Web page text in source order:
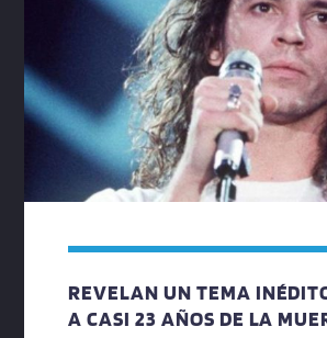
REVELAN UN TEMA
A CASI 23 AÑOS DE LA